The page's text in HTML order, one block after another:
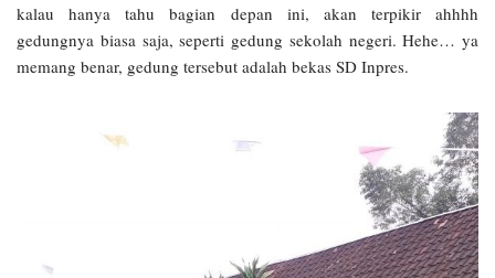
kalau hanya tahu bagian depan ini, akan terpikir ahhhh
gedungnya biasa saja, seperti gedung sekolah negeri. Hehe… ya
memang benar, gedung tersebut adalah bekas SD Inpres.